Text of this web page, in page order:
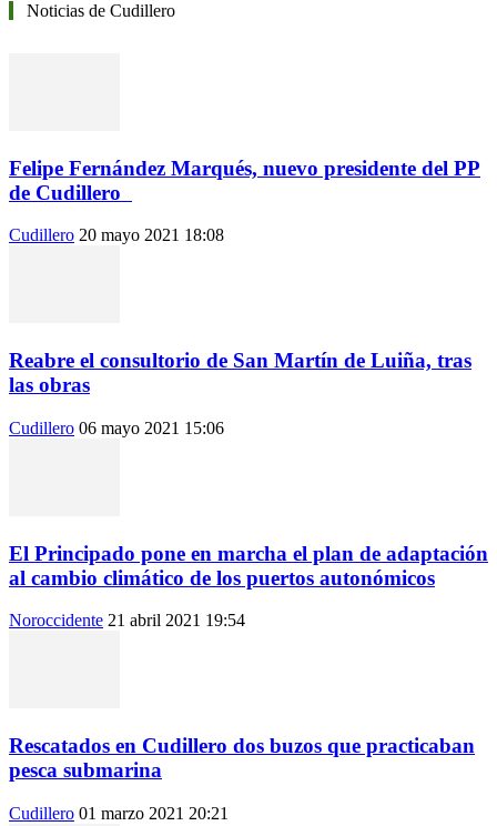
Noticias de Cudillero
Felipe Fernández Marqués, nuevo presidente del PP
de Cudillero
Cudillero 20 mayo 2021 18:08
Reabre el consultorio de San Martín de Luiña, tras
las obras
Cudillero 06 mayo 2021 15:06
El Principado pone en marcha el plan de adaptación
al cambio climático de los puertos autonómicos
Noroccidente 21 abril 2021 19:54
Rescatados en Cudillero dos buzos que practicaban
pesca submarina
Cudillero 01 marzo 2021 20:21